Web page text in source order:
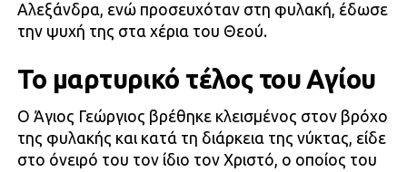
Αλεξάνδρα, ενώ προσευχόταν στη φυλακή, έδωσε
την ψυχή της στα χέρια του Θεού.
Το μαρτυρικό τέλος του Αγίου
Ο Άγιος Γεώργιος βρέθηκε κλεισμένος στον βρόχο
της φυλακής και κατά τη διάρκεια της νύκτας, είδε
στο όνειρό του τον ίδιο τον Χριστό, ο οποίος του